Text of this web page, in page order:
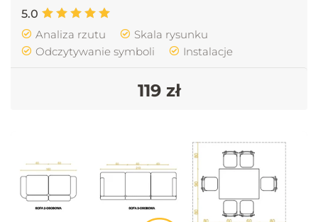
5.0
Analiza rzutu
Skala rysunku
Odczytywanie symboli
Instalacje
119 zł